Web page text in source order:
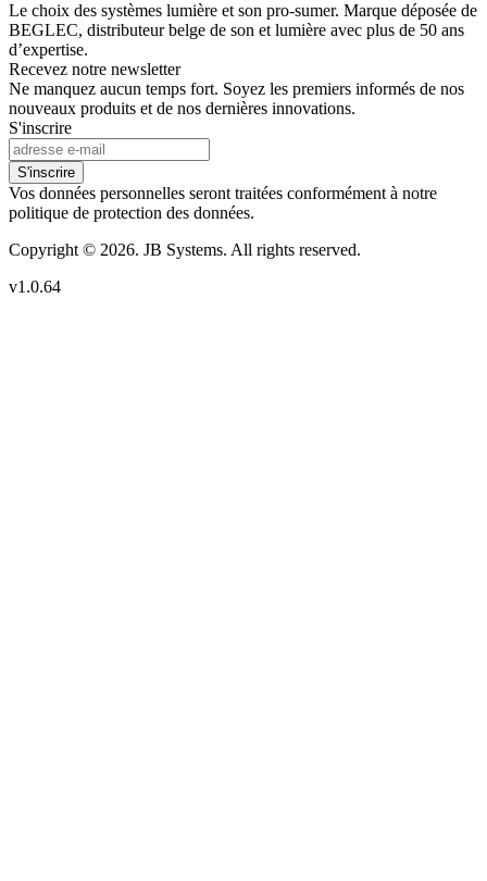
Le choix des systèmes lumière et son pro-sumer. Marque déposée de
BEGLEC, distributeur belge de son et lumière avec plus de 50 ans
d’expertise.
Recevez notre newsletter
Ne manquez aucun temps fort. Soyez les premiers informés de nos
nouveaux produits et de nos dernières innovations.
S'inscrire
S'inscrire
Vos données personnelles seront traitées conformément à notre
politique de protection des données.
Copyright © 2026. JB Systems. All rights reserved.
v1.0.64